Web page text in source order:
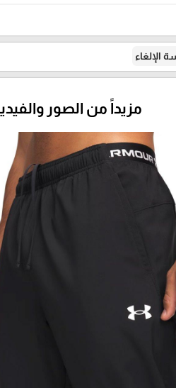
الإلغاء
مزيداً من الصور